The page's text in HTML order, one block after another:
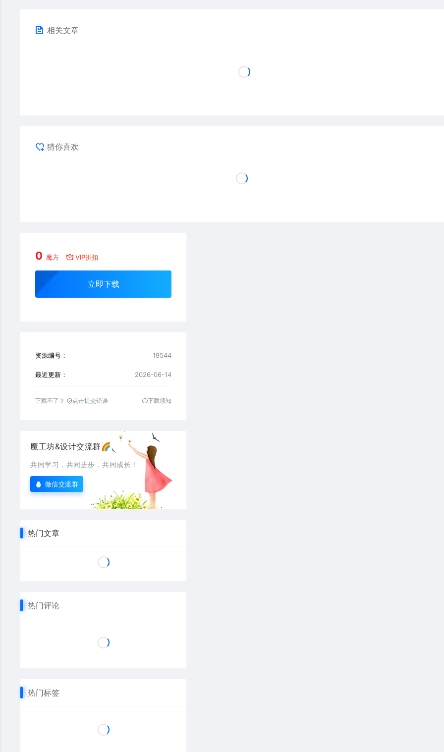
相关文章
猜你喜欢
0 魔方 VIP折扣
立即下载
资源编号： 19544
最近更新： 2026-06-14
下载不了？ 点击提交错误 下载须知
魔工坊&设计交流群🌈
共同学习，共同进步，共同成长！
微信交流群
热门文章
热门评论
热门标签